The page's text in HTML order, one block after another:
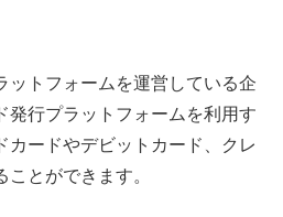
ットフォームを運営している企
発行プラットフォームを利用す
カードやデビットカード、クレ
とができます。